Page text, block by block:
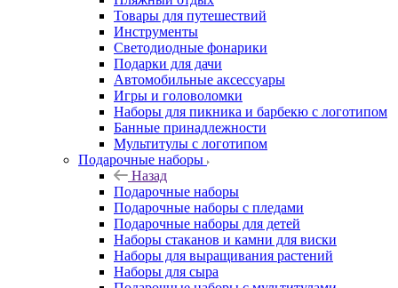
Товары для путешествий
Инструменты
Светодиодные фонарики
Подарки для дачи
Автомобильные аксессуары
Игры и головоломки
Наборы для пикника и барбекю с логотипом
Банные принадлежности
Мультитулы с логотипом
Подарочные наборы
Назад
Подарочные наборы
Подарочные наборы с пледами
Подарочные наборы для детей
Наборы стаканов и камни для виски
Наборы для выращивания растений
Наборы для сыра